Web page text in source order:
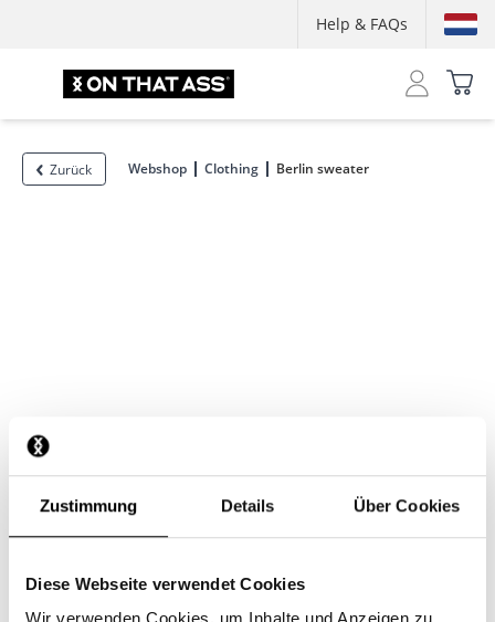
Zustimmung Details Über Cookies
Diese Webseite verwendet Cookies
Help & FAQs
Zurück Webshop Clothing Berlin sweater